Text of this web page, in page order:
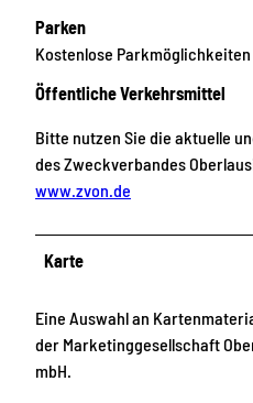
Parken
Kostenlose
Öffentliche Verkehrsmittel
Bitte nutzen Sie die aktuelle
des Zweckverbandes
www.zvon.de
Karte
Eine Auswahl an
der Marketinggesellschaft
mbH.